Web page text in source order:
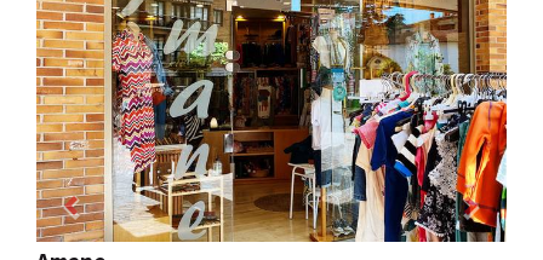
Previous Next